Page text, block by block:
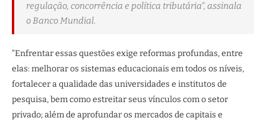
regulação, concorrência e política tributária”, assinala
o Banco Mundial.
“Enfrentar essas questões exige reformas profundas, entre
elas: melhorar os sistemas educacionais em todos os níveis,
fortalecer a qualidade das universidades e institutos de
pesquisa, bem como estreitar seus vínculos com o setor
privado; além de aprofundar os mercados de capitais e